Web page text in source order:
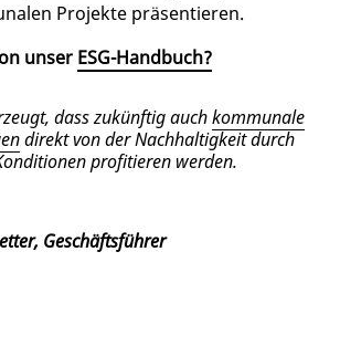
Projekte präsentieren.
unser ESG-Handbuch?
dass zukünftig auchkommunale
direkt von der Nachhaltigkeit durch
profitieren werden.
Geschäftsführer